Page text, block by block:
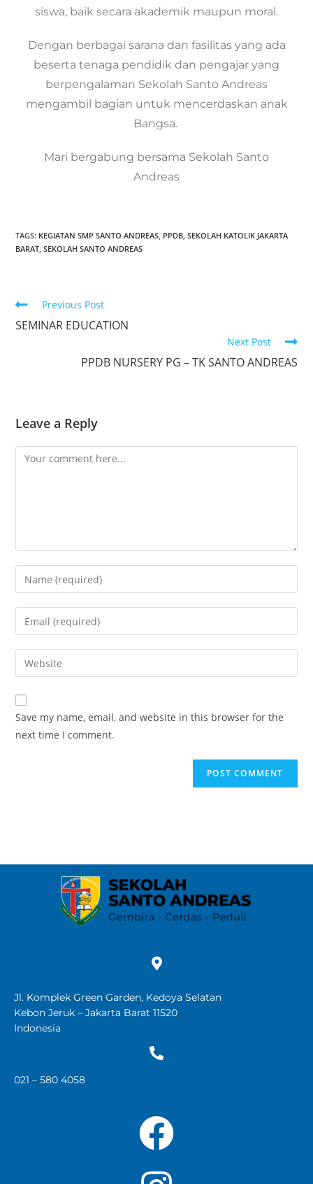
siswa, baik secara akademik maupun moral.
Dengan berbagai sarana dan fasilitas yang ada
beserta tenaga pendidik dan pengajar yang
berpengalaman Sekolah Santo Andreas
mengambil bagian untuk mencerdaskan anak
Bangsa.
Mari bergabung bersama Sekolah Santo
Andreas
TAGS: KEGIATAN SMP SANTO ANDREAS, PPDB, SEKOLAH KATOLIK JAKARTA
BARAT, SEKOLAH SANTO ANDREAS
Previous Post
SEMINAR EDUCATION
Next Post
PPDB NURSERY PG – TK SANTO ANDREAS
Leave a Reply
Save my name, email, and website in this browser for the
next time I comment.
Jl. Komplek Green Garden, Kedoya Selatan
Kebon Jeruk – Jakarta Barat 11520
Indonesia
021 – 580 4058